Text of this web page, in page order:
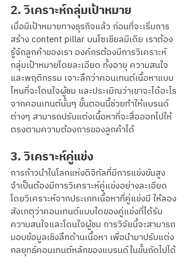
2. วิเคราะห์กลุ่มเป้าหมาย
เมื่อมีเป้าหมายทางธุรกิจแล้ว ก่อนที่จะเริ่มการ
สร้าง content pillar บนโซเชียลมีเดีย เราต้อง
รู้จักลูกค้าของเรา องค์กรต้องมีการวิเคราะห์
กลุ่มเป้าหมายโดยละเอียด ทั้งอายุ ความสนใจ
และพฤติกรรม เจาะลึกว่าคอนเทนต์เนื้อหาแบบ
ไหนที่จะโดนใจผู้ชม และประเมิณว่าเขาจะได้อะไร
จากคอนเทนต์นั้นๆ ขั้นตอนนี้ช่วยทำให้แบรนด์
ต่างๆ สามารถปรับแต่งเนื้อหาที่จะสื่อออกไปให้
ตรงตามความต้องการของลูกค้าได้
3. วิเคราะห์คู่แข่ง
การก้าวนำในโลกแห่งดิจิทัลที่มีการแข่งขันสูง
จำเป็นต้องมีการวิเคราะห์คู่แข่งอย่างละเอียด
โดยวิเคราะห์จากประเภทเนื้อหาที่คู่แข่งมี ให้ลอง
สังเกตุว่าคอนเทนต์แบบใดของคู่แข่งที่ได้รับ
ความสนใจและโดนใจผู้ชม การวิจัยนี้จะสามารถ
มอบข้อมูลเชิงลึกด้านเนื้อหา เพื่อนำมาปรับแต่ง
กลยุทธ์คอนเทนต์หลักของแบรนด์ในขั้นถัดไปได้